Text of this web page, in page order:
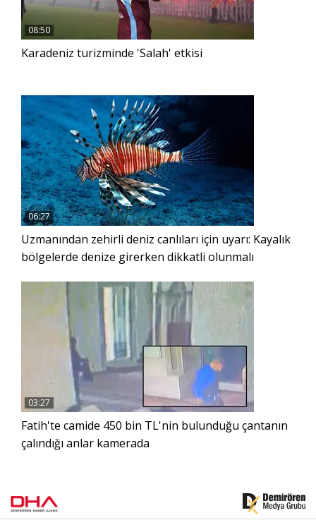
08:50
Karadeniz turizminde 'Salah' etkisi
06:27
Uzmanından zehirli deniz canlıları için uyarı: Kayalık
bölgelerde denize girerken dikkatli olunmalı
03:27
Fatih'te camide 450 bin TL'nin bulunduğu çantanın
çalındığı anlar kamerada